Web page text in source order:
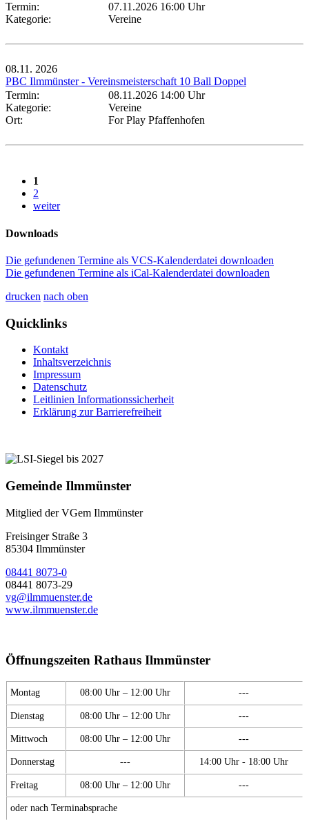
Termin:
07.11.2026 16:00 Uhr
Kategorie:
Vereine
08.11. 2026
PBC Ilmmünster - Vereinsmeisterschaft 10 Ball Doppel
Termin:
08.11.2026 14:00 Uhr
Kategorie:
Vereine
Ort:
For Play Pfaffenhofen
1
2
weiter
Downloads
Die gefundenen Termine als VCS-Kalenderdatei downloaden
Die gefundenen Termine als iCal-Kalenderdatei downloaden
drucken nach oben
Quicklinks
Kontakt
Inhaltsverzeichnis
Impressum
Datenschutz
Leitlinien Informationssicherheit
Erklärung zur Barrierefreiheit
Gemeinde Ilmmünster
Mitglied der VGem Ilmmünster
Freisinger Straße 3
85304 Ilmmünster
08441 8073-0
08441 8073-29
vg@ilmmuenster.de
www.ilmmuenster.de
Öffnungszeiten Rathaus Ilmmünster
Montag 08:00 Uhr – 12:00 Uhr ---
Dienstag 08:00 Uhr – 12:00 Uhr ---
Mittwoch 08:00 Uhr – 12:00 Uhr ---
Donnerstag --- 14:00 Uhr - 18:00 Uhr
Freitag 08:00 Uhr – 12:00 Uhr ---
oder nach Terminabsprache